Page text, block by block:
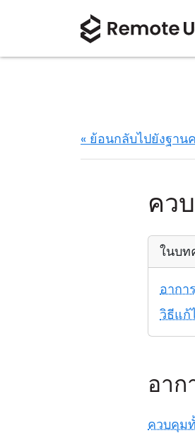
« ย้อนกลับไปยังฐาน
คว
ในบท
อากา
วิธีแก้
อาก
ควบคุม